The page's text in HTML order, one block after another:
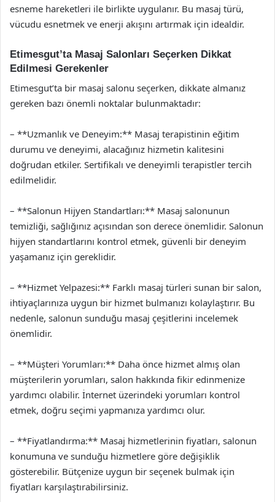
esneme hareketleri ile birlikte uygulanır. Bu masaj türü,
vücudu esnetmek ve enerji akışını artırmak için idealdir.
Etimesgut’ta Masaj Salonları Seçerken Dikkat
Edilmesi Gerekenler
Etimesgut’ta bir masaj salonu seçerken, dikkate almanız
gereken bazı önemli noktalar bulunmaktadır:
– **Uzmanlık ve Deneyim:** Masaj terapistinin eğitim
durumu ve deneyimi, alacağınız hizmetin kalitesini
doğrudan etkiler. Sertifikalı ve deneyimli terapistler tercih
edilmelidir.
– **Salonun Hijyen Standartları:** Masaj salonunun
temizliği, sağlığınız açısından son derece önemlidir. Salonun
hijyen standartlarını kontrol etmek, güvenli bir deneyim
yaşamanız için gereklidir.
– **Hizmet Yelpazesi:** Farklı masaj türleri sunan bir salon,
ihtiyaçlarınıza uygun bir hizmet bulmanızı kolaylaştırır. Bu
nedenle, salonun sunduğu masaj çeşitlerini incelemek
önemlidir.
– **Müşteri Yorumları:** Daha önce hizmet almış olan
müşterilerin yorumları, salon hakkında fikir edinmenize
yardımcı olabilir. İnternet üzerindeki yorumları kontrol
etmek, doğru seçimi yapmanıza yardımcı olur.
– **Fiyatlandırma:** Masaj hizmetlerinin fiyatları, salonun
konumuna ve sunduğu hizmetlere göre değişiklik
gösterebilir. Bütçenize uygun bir seçenek bulmak için
fiyatları karşılaştırabilirsiniz.